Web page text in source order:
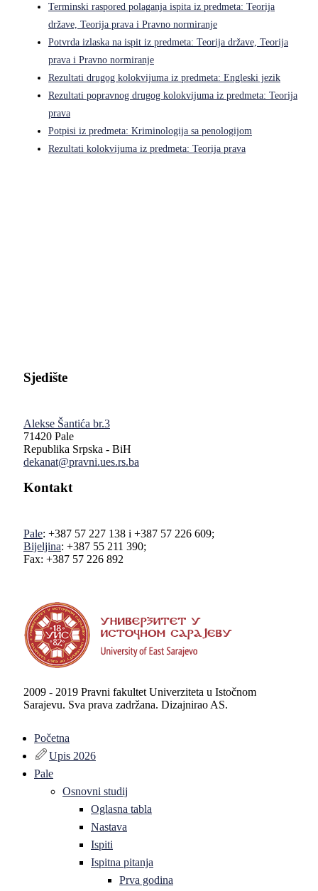
Terminski raspored polaganja ispita iz predmeta: Teorija
države, Teorija prava i Pravno normiranje
Potvrda izlaska na ispit iz predmeta: Teorija države, Teorija
prava i Pravno normiranje
Rezultati drugog kolokvijuma iz predmeta: Engleski jezik
Rezultati popravnog drugog kolokvijuma iz predmeta: Teorija
prava
Potpisi iz predmeta: Kriminologija sa penologijom
Rezultati kolokvijuma iz predmeta: Teorija prava
Sjedište
Alekse Šantića br.3
71420 Pale
Republika Srpska - BiH
dekanat@pravni.ues.rs.ba
Kontakt
Pale: +387 57 227 138 i +387 57 226 609;
Bijeljina: +387 55 211 390;
Fax: +387 57 226 892
2009 - 2019 Pravni fakultet Univerziteta u Istočnom
Sarajevu. Sva prava zadržana. Dizajnirao AS.
Početna
Upis 2026
Pale
Osnovni studij
Oglasna tabla
Nastava
Ispiti
Ispitna pitanja
Prva godina